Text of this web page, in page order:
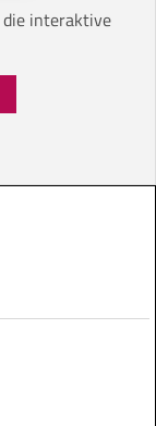
die interaktive